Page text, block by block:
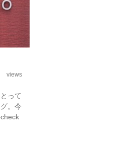
views
って
。今